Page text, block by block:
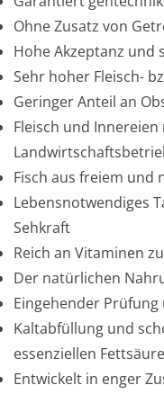
Ohne Zusatz von
Hohe Akzeptanz und
Sehr hoher Fleisch-
Geringer Anteil an
Fleisch und
Fisch aus freiem und
Lebensnotwendiges
Sehkraft
Reich an Vitaminen
Der natürlichen
Eingehender
Kaltabfüllung und
essenziellen
Entwickelt in enger